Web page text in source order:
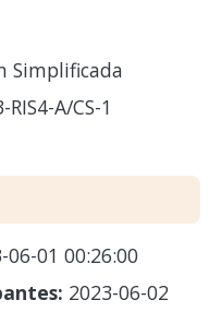
Simplificada
A/CS-1
06-01 00:26:00
2023-06-02